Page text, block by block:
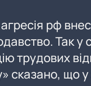
рф
Так у
трудових
сказано, що